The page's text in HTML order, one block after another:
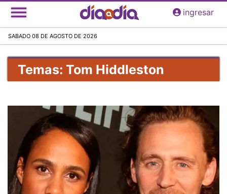
Pasar
al
principal
ingresar
SABADO 08 DE AGOSTO DE 2026
Temas: Tom Hiddleston